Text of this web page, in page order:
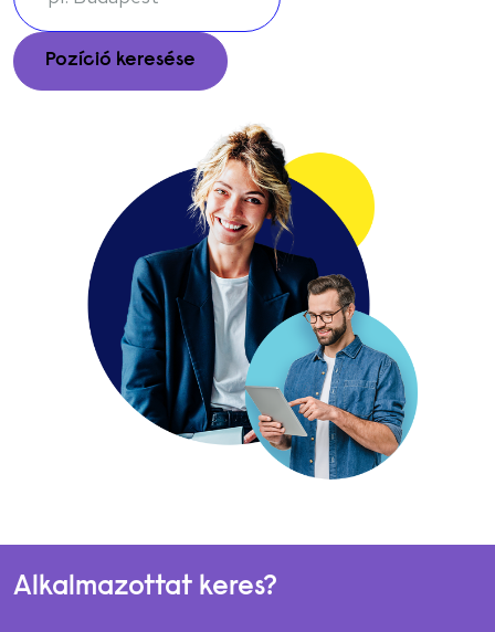
Enter a city, region, or postal code to find jobs in your area
Pozíció keresése
Alkalmazottat keres?